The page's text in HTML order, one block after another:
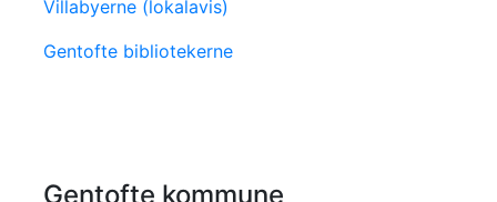
Villabyerne (lokalavis)
Gentofte bibliotekerne
Gentofte kommune